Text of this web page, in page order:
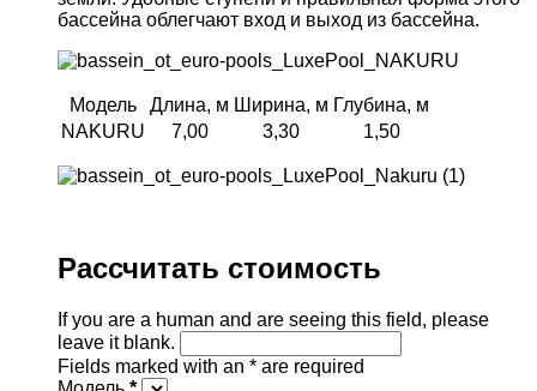
бассейна облегчают вход и выход из бассейна.
Модель Длина, м Ширина, м Глубина, м
NAKURU
7,00 3,30 1,50
Рассчитать стоимость
If you are a human and are seeing this field, please
leave it blank.
Fields marked with an * are required